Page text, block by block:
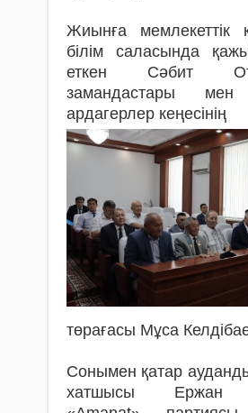
Жиынға мемлекеттік
білім саласында
еткен Сәбит
замандастары мен
ардагерлер кеңесінің
төрағасы Мұса
Сонымен қатар
хатшысы Ержан